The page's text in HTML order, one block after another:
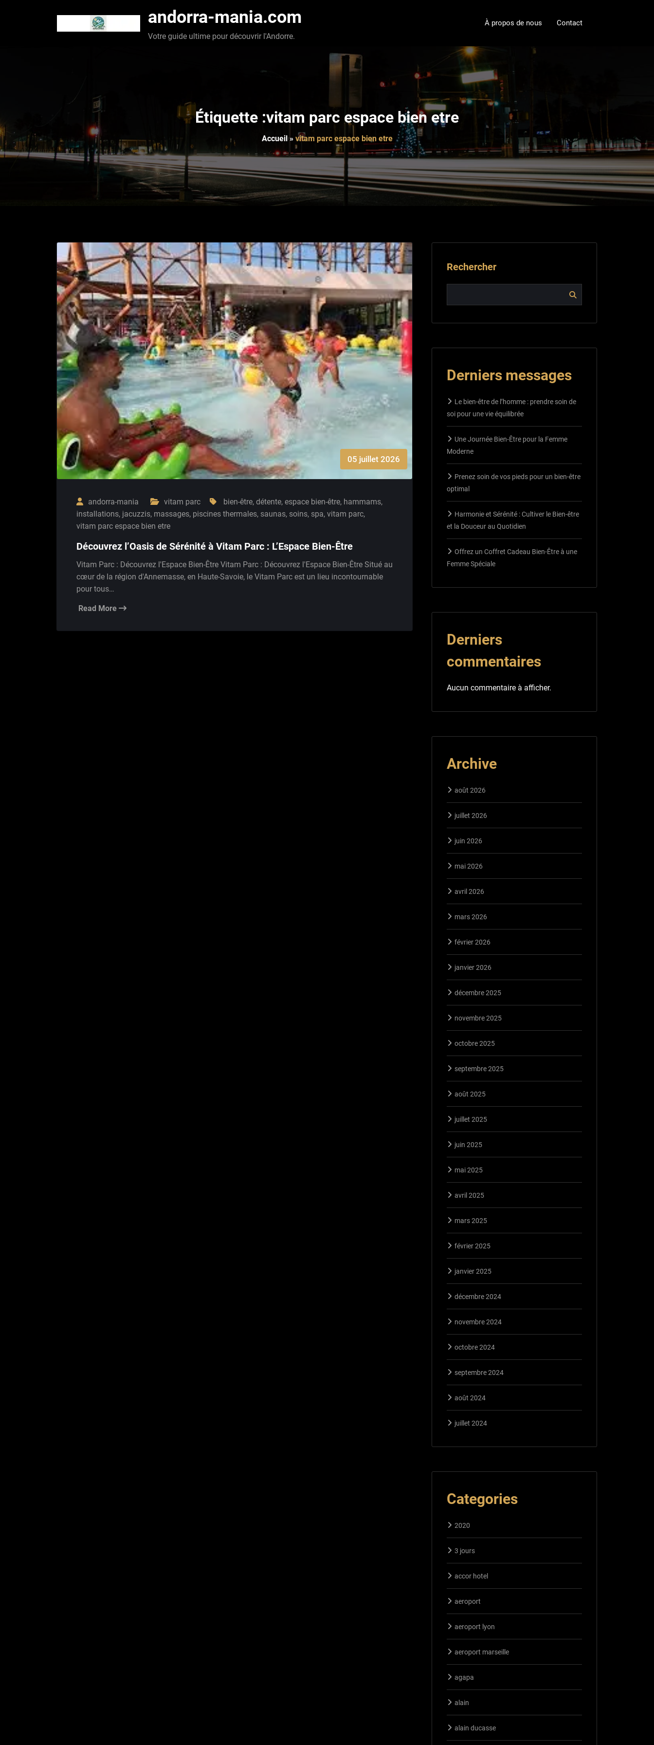
andorra-mania.com
Votre guide ultime pour découvrir l'Andorre.
À propos de nous Contact
Étiquette :vitam parc espace bien etre
Accueil» vitam parc espace bien etre
05 juillet 2026
andorra-mania vitam parc bien-être, détente, espace bien-être, hammams,
installations, jacuzzis, massages, piscines thermales, saunas, soins, spa, vitam parc,
vitam parc espace bien etre
Découvrez l’Oasis de Sérénité à Vitam Parc : L’Espace Bien-Être
Vitam Parc : Découvrez l'Espace Bien-Être Vitam Parc : Découvrez l'Espace Bien-Être Situé au
cœur de la région d'Annemasse, en Haute-Savoie, le Vitam Parc est un lieu incontournable
pour tous…
Read More
Rechercher
Derniers messages
Le bien-être de l’homme : prendre soin de
soi pour une vie équilibrée
Une Journée Bien-Être pour la Femme
Moderne
Prenez soin de vos pieds pour un bien-être
optimal
Harmonie et Sérénité : Cultiver le Bien-être
et la Douceur au Quotidien
Offrez un Coffret Cadeau Bien-Être à une
Femme Spéciale
Derniers
commentaires
Aucun commentaire à afficher.
Archive
août 2026
juillet 2026
juin 2026
mai 2026
avril 2026
mars 2026
février 2026
janvier 2026
décembre 2025
novembre 2025
octobre 2025
septembre 2025
août 2025
juillet 2025
juin 2025
mai 2025
avril 2025
mars 2025
février 2025
janvier 2025
décembre 2024
novembre 2024
octobre 2024
septembre 2024
août 2024
juillet 2024
Categories
2020
3 jours
accor hotel
aeroport
aeroport lyon
aeroport marseille
agapa
alain
alain ducasse